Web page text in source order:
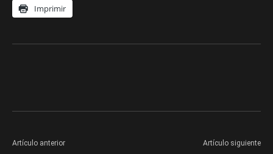
Imprimir
Artículo anterior Artículo siguiente